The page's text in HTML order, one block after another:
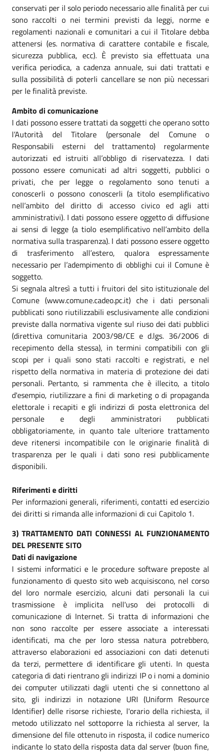
conservati per il solo periodo necessario alle finalità per cui
sono raccolti o nei termini previsti da leggi, norme e
regolamenti nazionali e comunitari a cui il Titolare debba
attenersi (es. normativa di carattere contabile e fiscale,
sicurezza pubblica, ecc). È previsto sia effettuata una
verifica periodica, a cadenza annuale, sui dati trattati e
sulla possibilità di poterli cancellare se non più necessari
per le finalità previste.
Ambito di comunicazione
I dati possono essere trattati da soggetti che operano sotto
l’Autorità del Titolare (personale del Comune o
Responsabili esterni del trattamento) regolarmente
autorizzati ed istruiti all’obbligo di riservatezza. I dati
possono essere comunicati ad altri soggetti, pubblici o
privati, che per legge o regolamento sono tenuti a
conoscerli o possono conoscerli (a titolo esemplificativo
nell’ambito del diritto di accesso civico ed agli atti
amministrativi). I dati possono essere oggetto di diffusione
ai sensi di legge (a tiolo esemplificativo nell’ambito della
normativa sulla trasparenza). I dati possono essere oggetto
di trasferimento all’estero, qualora espressamente
necessario per l’adempimento di obblighi cui il Comune è
soggetto.
Si segnala altresì a tutti i fruitori del sito istituzionale del
Comune (www.comune.cadeo.pc.it) che i dati personali
pubblicati sono riutilizzabili esclusivamente alle condizioni
previste dalla normativa vigente sul riuso dei dati pubblici
(direttiva comunitaria 2003/98/CE e d.lgs. 36/2006 di
recepimento della stessa), in termini compatibili con gli
scopi per i quali sono stati raccolti e registrati, e nel
rispetto della normativa in materia di protezione dei dati
personali. Pertanto, si rammenta che è illecito, a titolo
d'esempio, riutilizzare a fini di marketing o di propaganda
elettorale i recapiti e gli indirizzi di posta elettronica del
personale e degli amministratori pubblicati
obbligatoriamente, in quanto tale ulteriore trattamento
deve ritenersi incompatibile con le originarie finalità di
trasparenza per le quali i dati sono resi pubblicamente
disponibili.
Riferimenti e diritti
Per informazioni generali, riferimenti, contatti ed esercizio
dei diritti si rimanda alle informazioni di cui Capitolo 1.
3) TRATTAMENTO DATI CONNESSI AL FUNZIONAMENTO
DEL PRESENTE SITO
Dati di navigazione
I sistemi informatici e le procedure software preposte al
funzionamento di questo sito web acquisiscono, nel corso
del loro normale esercizio, alcuni dati personali la cui
trasmissione è implicita nell'uso dei protocolli di
comunicazione di Internet. Si tratta di informazioni che
non sono raccolte per essere associate a interessati
identificati, ma che per loro stessa natura potrebbero,
attraverso elaborazioni ed associazioni con dati detenuti
da terzi, permettere di identificare gli utenti. In questa
categoria di dati rientrano gli indirizzi IP o i nomi a dominio
dei computer utilizzati dagli utenti che si connettono al
sito, gli indirizzi in notazione URI (Uniform Resource
Identifier) delle risorse richieste, l'orario della richiesta, il
metodo utilizzato nel sottoporre la richiesta al server, la
dimensione del file ottenuto in risposta, il codice numerico
indicante lo stato della risposta data dal server (buon fine,